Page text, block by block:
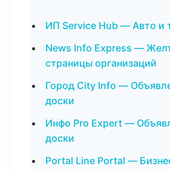
ИП Service Hub — Авто и
News Info Express —
страницы организаций
Город City Info —
доски
Инфо Pro Expert —
доски
Portal Line Portal —